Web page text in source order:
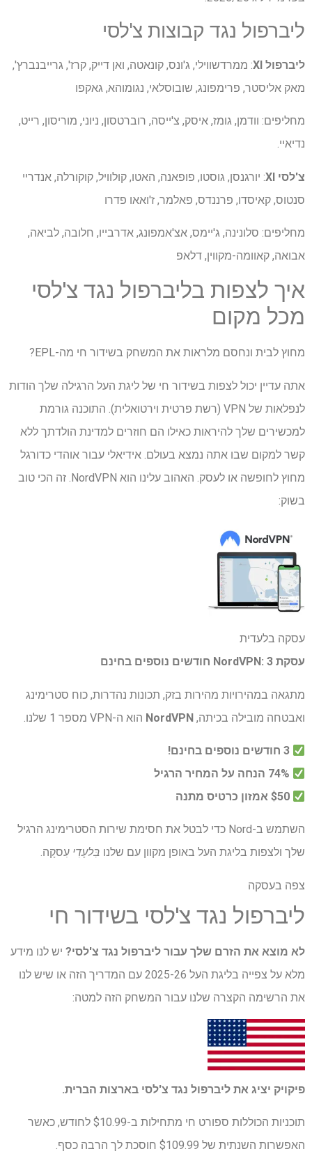
ליברפול נגד קבוצות צ'לסי
ליברפול XI
: ממרדשווילי, ג'ונס, קונאטה, ואן דייק, קרז', גרייבנברץ',
מאק אליסטר, פרימפונג, שובוסלאי, נגומוהא, גאקפו
מחליפים: וודמן, גומז, איסק, צ'ייסה, רוברטסון, ניוני, מוריסון, רייט,
נדיאיי.
צ'לסי XI
: יורגנסן, גוסטו, פופאנה, האטו, קולוויל, קוקורלה, אנדריי
סנטוס, קאיסדו, פרננדס, פאלמר, ז'ואאו פדרו
מחליפים: סלונינה, ג'יימס, אצ'אמפונג, אדרבייו, חלובה, לביאה,
אבואה, קאוומה-מקווין, דלאפ
איך לצפות בליברפול נגד צ'לסי
מכל מקום
מחוץ לבית ונחסם מלראות את המשחק בשידור חי מה-EPL?
אתה עדיין יכול לצפות בשידור חי של ליגת העל הרגילה שלך הודות
לנפלאות של VPN (רשת פרטית וירטואלית). התוכנה גורמת
למכשירים שלך להיראות כאילו הם חוזרים למדינת הולדתך ללא
קשר למקום שבו אתה נמצא בעולם. אידיאלי עבור אוהדי כדורגל
מחוץ לחופשה או לעסק. האהוב עלינו הוא NordVPN. זה הכי טוב
בשוק:
עסקה בלעדית
עסקת NordVPN: 3 חודשים נוספים בחינם
מתגאה במהירויות מהירות בזק, תכונות נהדרות, כוח סטרימינג
ואבטחה מובילה בכיתה, NordVPN הוא ה-VPN מספר 1 שלנו.
3 חודשים נוספים בחינם!
$50 אמזון כרטיס מתנה
השתמש ב-Nord כדי לבטל את חסימת שירות הסטרימינג הרגיל
שלך ולצפות בליגת העל באופן מקוון עם שלנו בִּלעָדִי עִסקָה.
צפה בעסקה
ליברפול נגד צ'לסי בשידור חי
לא מוצא את הזרם שלך עבור ליברפול נגד צ'לסי? יש לנו מידע
מלא על צפייה בליגת העל 2025-26 עם המדריך הזה או שיש לנו
את הרשימה הקצרה שלנו עבור המשחק הזה למטה:
פיקויק יציג את ליברפול נגד צ'לסי בארצות הברית.
תוכניות הכוללות ספורט חי מתחילות ב-$10.99 לחודש, כאשר
האפשרות השנתית של $109.99 חוסכת לך הרבה כסף.